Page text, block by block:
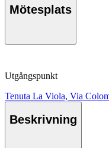
Mötesplats
Utgångspunkt
Tenuta La Viola, Via
Beskrivning